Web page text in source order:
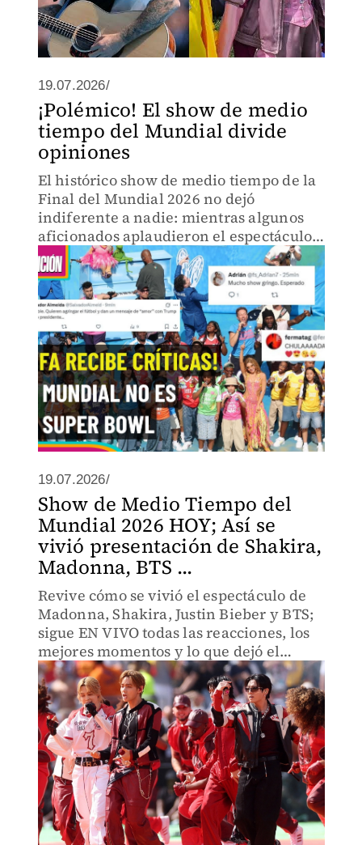
19.07.2026/
¡Polémico! El show de medio
tiempo del Mundial divide
opiniones
El histórico show de medio tiempo de la
Final del Mundial 2026 no dejó
indiferente a nadie: mientras algunos
aficionados aplaudieron el espectáculo,
otros cuestionaron la decisión de la FIFA
de incorporar este formato al futbol.
19.07.2026/
Show de Medio Tiempo del
Mundial 2026 HOY; Así se
vivió presentación de Shakira,
Madonna, BTS ...
Revive cómo se vivió el espectáculo de
Madonna, Shakira, Justin Bieber y BTS;
sigue EN VIVO todas las reacciones, los
mejores momentos y lo que dejó el
histórico primer Show de Medio Tiempo
en una Final de la Copa del Mundo.